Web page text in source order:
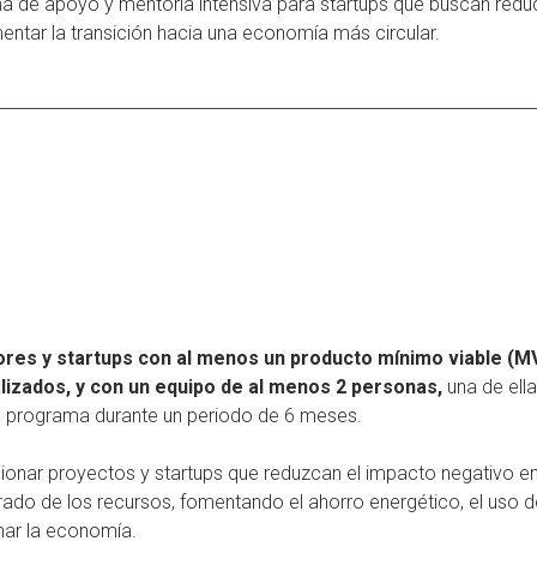
la transición hacia una economía más circular.
y startups con al menos un producto mínimo viable
y con un equipo de al menos 2 personas,una de
durante un periodo de 6 meses.
proyectos y startups que reduzcan el impacto negativo
de los recursos, fomentando el ahorro energético, el uso
la economía.